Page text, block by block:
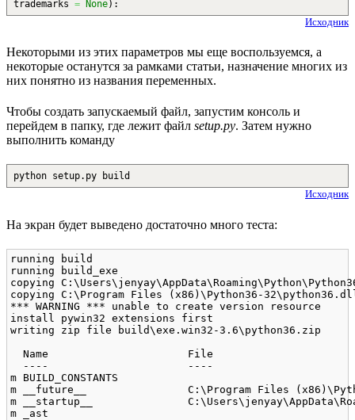
trademarks = None) :
Исходник
Некоторыми из этих параметров мы еще воспользуемся, а
некоторые останутся за рамками статьи, назначение многих из
них понятно из названия переменных.
Чтобы создать запускаемый файл, запустим консоль и
перейдем в папку, где лежит файл setup.py. Затем нужно
выполнить команду
python setup.py build
Исходник
На экран будет выведено достаточно много теста:
running build
running build_exe
copying
copying C:\Program Files (x86)\Python36-
*** WARNING *** unable to create version resource
install pywin32 extensions first
writing zip file build\exe.win32-3.6\python36.zip
  Name                      File
  ----                      ----
m BUILD_CONSTANTS
m __future__                C:\Program Files
m __startup__
m _ast